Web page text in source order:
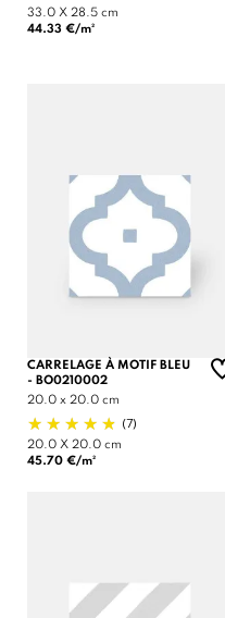
33.0 X 28.5 cm
44.33 €/m²
CARRELAGE À MOTIF BLEU
- BO0210002
20.0 x 20.0 cm
(7)
20.0 X 20.0 cm
45.70 €/m²